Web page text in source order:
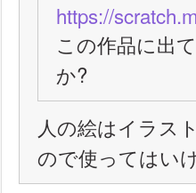
https://
この作品に出
か?
人の絵はイラス
ので使ってはい